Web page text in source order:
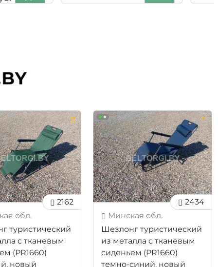
2162
обл.
туристический
с тканевым
(PR1660)
новый
2434
Минская обл.
Шезлонг туристический
из металла с тканевым
сиденьем (PR1660)
темно-синий, новый